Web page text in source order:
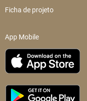
Ficha de projeto
App Mobile